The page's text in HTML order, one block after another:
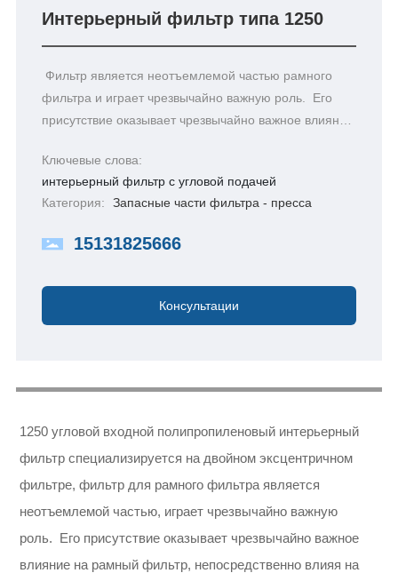
Интерьерный фильтр типа 1250
Фильтр является неотъемлемой частью рамного
фильтра и играет чрезвычайно важную роль. Его
присутствие оказывает чрезвычайно важное влияние
конечный эффект.
Ключевые слова:
интерьерный фильтр с угловой подачей
Категория:
Запасные части фильтра - пресса
15131825666
Консультации
1250 угловой входной полипропиленовый интерьерный
фильтр специализируется на двойном эксцентричном
фильтре, фильтр для рамного фильтра является
неотъемлемой частью, играет чрезвычайно важную
роль. Его присутствие оказывает чрезвычайно важное
влияние на рамный фильтр, непосредственно влияя на